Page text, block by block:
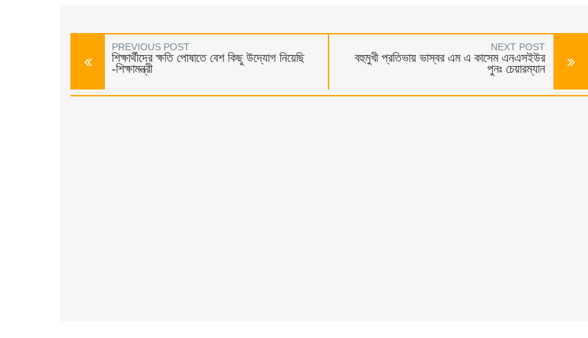
PREVIOUS POST
শিক্ষার্থীদের ক্ষতি পোষাতে বেশ কিছু উদ্যোগ নিয়েছি
-শিক্ষামন্ত্রী
NEXT POST
বহুমুখী প্রতিভায় ভাস্বর এম এ কাসেম এনএসইউর
পুনঃ চেয়ারম্যান